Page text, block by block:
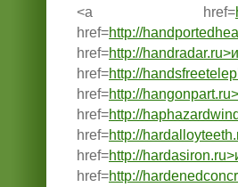
<a href=
href=http://
href=http://
href=http://
href=http://
href=http://
href=http://
href=http://
href=http://